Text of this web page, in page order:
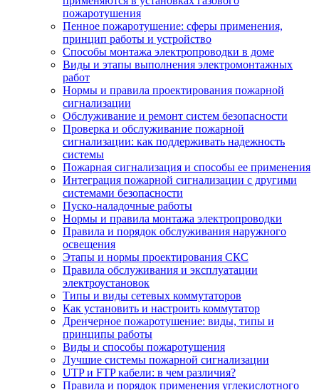
пожаротушения
Пенное пожаротушение: сферы применения,
принцип работы и устройство
Способы монтажа электропроводки в доме
Виды и этапы выполнения электромонтажных
работ
Нормы и правила проектирования пожарной
сигнализации
Обслуживание и ремонт систем безопасности
Проверка и обслуживание пожарной
сигнализации: как поддерживать надежность
системы
Пожарная сигнализация и способы ее применения
Интеграция пожарной сигнализации с другими
системами безопасности
Пуско-наладочные работы
Нормы и правила монтажа электропроводки
Правила и порядок обслуживания наружного
освещения
Этапы и нормы проектирования СКС
Правила обслуживания и эксплуатации
электроустановок
Типы и виды сетевых коммутаторов
Как установить и настроить коммутатор
Дренчерное пожаротушение: виды, типы и
принципы работы
Виды и способы пожаротушения
Лучшие системы пожарной сигнализации
UTP и FTP кабели: в чем различия?
Правила и порядок применения углекислотного